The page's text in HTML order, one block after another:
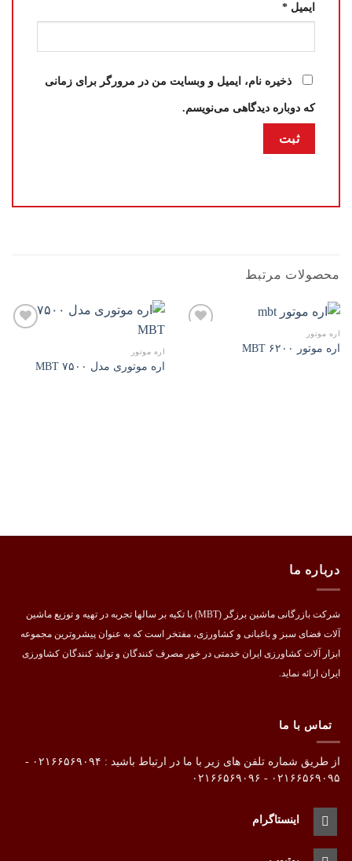
ایمیل *
ذخیره نام، ایمیل و وبسایت من در مرورگر برای زمانی
که دوباره دیدگاهی می‌نویسم.
محصولات مرتبط
اره موتور
اره موتور ۶۲۰۰ MBT اره موتور
اره موتوری مدل ۷۵۰۰ MBT
درباره ما
شرکت بازرگانی ماشین برزگر (MBT) با تکیه بر سالها تجربه در تهیه و توزیع ماشین
آلات فضای سبز و باغبانی و کشاورزی، مفتخر است که به عنوان پیشروترین مجموعه
ابزار آلات کشاورزی ایران خدمتی در خور مصرف کنندگان و تولید کنندگان کشاورزی
ایران ارائه نماید.
تماس با ما
از طریق شماره تلفن های زیر با ما در ارتباط باشید : ۰۲۱۶۶۵۶۹۰۹۴ -
۰۲۱۶۶۵۶۹۰۹۵ - ۰۲۱۶۶۵۶۹۰۹۶
اینستاگرام